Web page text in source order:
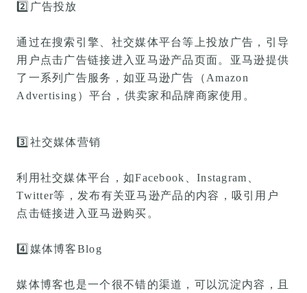
2️⃣ 广告投放
通过在搜索引擎、社交媒体平台等上投放广告，引导
用户点击广告链接进入亚马逊产品页面。亚马逊提供
了一系列广告服务，如亚马逊广告（Amazon
Advertising）平台，供卖家和品牌商家使用。
3️⃣ 社交媒体营销
利用社交媒体平台，如Facebook、Instagram、
Twitter等，发布有关亚马逊产品的内容，吸引用户
点击链接进入亚马逊购买。
4️⃣ 媒体博客Blog
媒体博客也是一个很不错的渠道，可以沉淀内容，且